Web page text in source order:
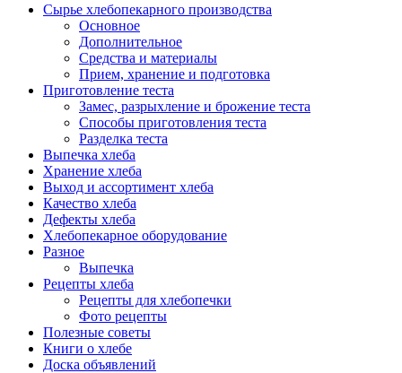
Сырье хлебопекарного производства
Основное
Дополнительное
Средства и материалы
Прием, хранение и подготовка
Приготовление теста
Замес, разрыхление и брожение теста
Способы приготовления теста
Разделка теста
Выпечка хлеба
Хранение хлеба
Выход и ассортимент хлеба
Качество хлеба
Дефекты хлеба
Хлебопекарное оборудование
Разное
Выпечка
Рецепты хлеба
Рецепты для хлебопечки
Фото рецепты
Полезные советы
Книги о хлебе
Доска объявлений